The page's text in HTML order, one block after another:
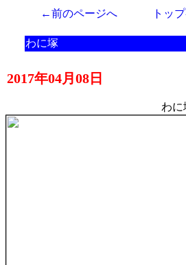
←前のページへ トッ
わに塚
2017年04月08日
わに